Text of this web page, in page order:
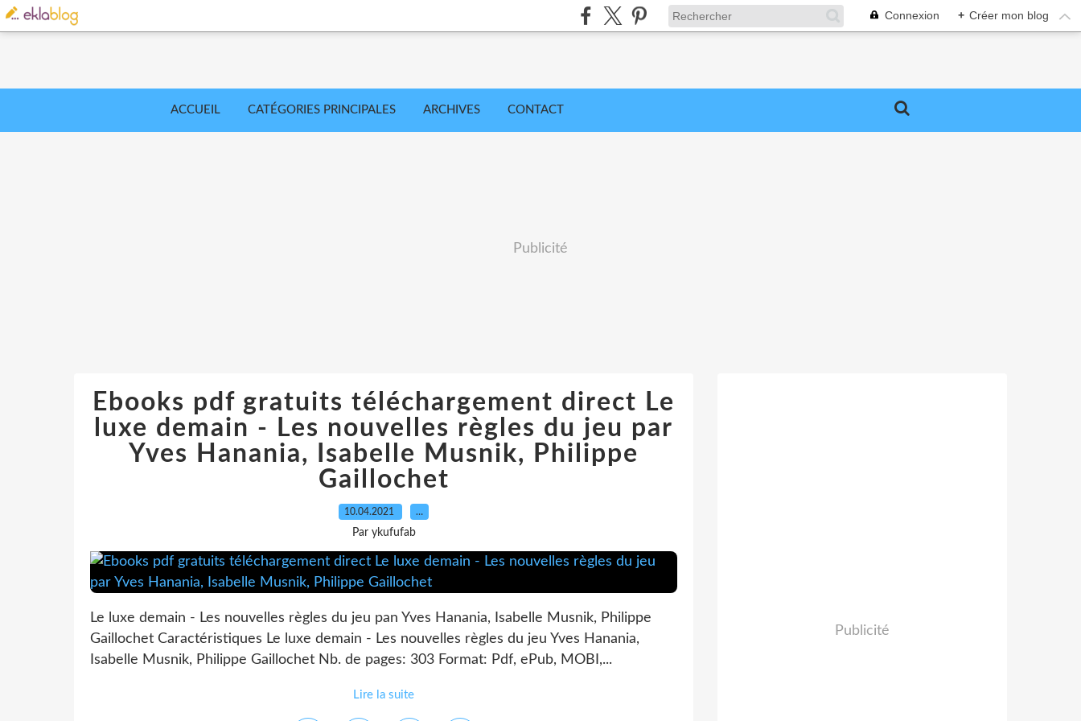
Connexion + Créer mon blog
ACCUEIL CATÉGORIES PRINCIPALES ARCHIVES CONTACT
Publicité
Ebooks pdf gratuits téléchargement direct Le
luxe demain - Les nouvelles règles du jeu par
Yves Hanania, Isabelle Musnik, Philippe
Gaillochet
10.04.2021 …
Par ykufufab
Le luxe demain - Les nouvelles règles du jeu pan Yves Hanania, Isabelle Musnik, Philippe
Gaillochet Caractéristiques Le luxe demain - Les nouvelles règles du jeu Yves Hanania,
Isabelle Musnik, Philippe Gaillochet Nb. de pages: 303 Format: Pdf, ePub, MOBI,...
Lire la suite
Publicité